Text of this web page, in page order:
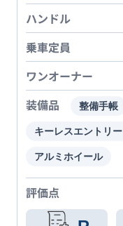
ハンドル
乗車定員
ワンオーナー
装備品 整備手帳
キーレスエントリー
アルミホイール
評価点